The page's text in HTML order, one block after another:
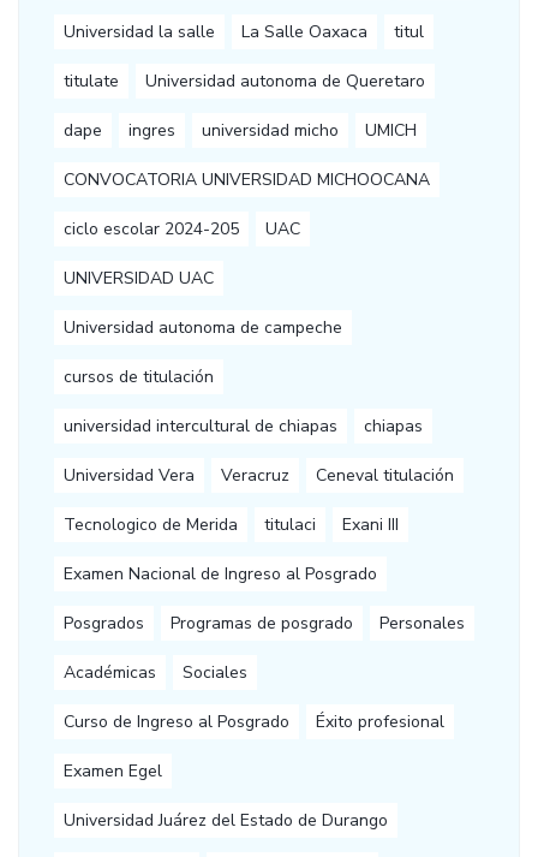
Universidad la salle La Salle Oaxaca titul
titulate Universidad autonoma de Queretaro
dape ingres universidad micho UMICH
CONVOCATORIA UNIVERSIDAD MICHOOCANA
ciclo escolar 2024-205 UAC
UNIVERSIDAD UAC
Universidad autonoma de campeche
cursos de titulación
universidad intercultural de chiapas chiapas
Universidad Vera Veracruz Ceneval titulación
Tecnologico de Merida titulaci Exani III
Examen Nacional de Ingreso al Posgrado
Posgrados Programas de posgrado Personales
Académicas Sociales
Curso de Ingreso al Posgrado Éxito profesional
Examen Egel
Universidad Juárez del Estado de Durango